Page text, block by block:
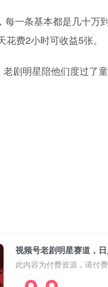
一条基本都是几十万
费2小时可收益5张。
剧明星陪他们度过了
视频号老剧明星赛道，
此内容为付费资源，请付